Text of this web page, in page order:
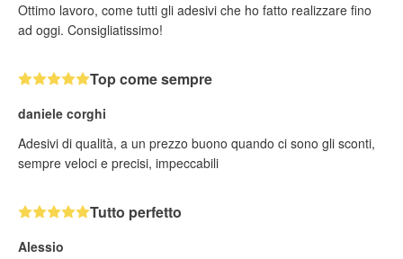
Ottimo lavoro, come tutti gli adesivi che ho fatto realizzare fino
ad oggi. Consigliatissimo!
Top come sempre
daniele corghi
Adesivi di qualità, a un prezzo buono quando ci sono gli sconti,
sempre veloci e precisi, impeccabili
Tutto perfetto
Alessio